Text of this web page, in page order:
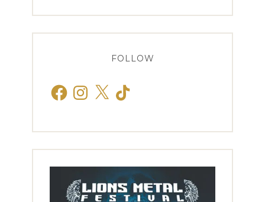
FOLLOW
FacebookInstagram
X TikTok